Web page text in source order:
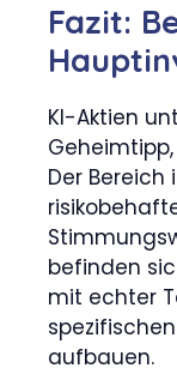
Fazit:
KI-Aktien
Der
befinden
mit echter
aufbauen.